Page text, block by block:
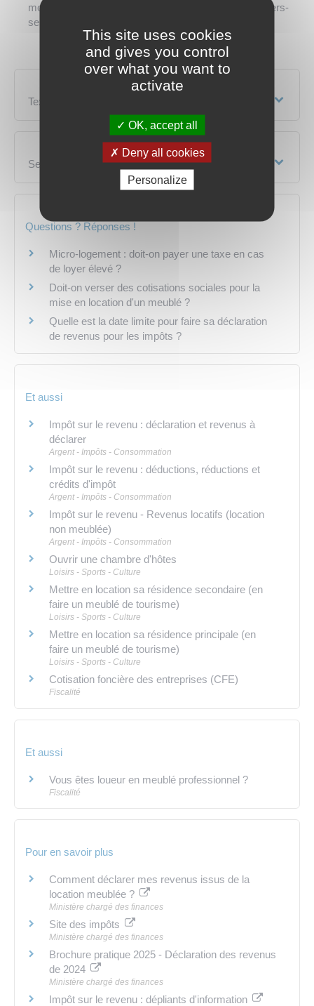
montauban.fr/guide-des-demarches-pour-les-particuliers-
service-public-fr/?xml=R24381">BIC</a>...).
Textes de référence
Services en ligne et formulaires
Questions ? Réponses !
Micro-logement : doit-on payer une taxe en cas
de loyer élevé ?
Doit-on verser des cotisations sociales pour la
mise en location d'un meublé ?
Quelle est la date limite pour faire sa déclaration
de revenus pour les impôts ?
Et aussi
Impôt sur le revenu : déclaration et revenus à
déclarer
Argent - Impôts - Consommation
Impôt sur le revenu : déductions, réductions et
crédits d'impôt
Argent - Impôts - Consommation
Impôt sur le revenu - Revenus locatifs (location
non meublée)
Argent - Impôts - Consommation
Ouvrir une chambre d'hôtes
Loisirs - Sports - Culture
Mettre en location sa résidence secondaire (en
faire un meublé de tourisme)
Loisirs - Sports - Culture
Mettre en location sa résidence principale (en
faire un meublé de tourisme)
Loisirs - Sports - Culture
Cotisation foncière des entreprises (CFE)
Fiscalité
Et aussi
Vous êtes loueur en meublé professionnel ?
Fiscalité
Pour en savoir plus
Comment déclarer mes revenus issus de la
location meublée ?
Ministère chargé des finances
Site des impôts
Ministère chargé des finances
Brochure pratique 2025 - Déclaration des revenus
de 2024
Ministère chargé des finances
Impôt sur le revenu : dépliants d'information
This site uses cookies
and gives you control
over what you want to
activate
OK, accept all
Deny all cookies
Personalize